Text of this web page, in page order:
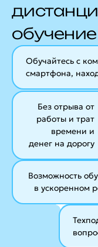
Обучайтесь с
смартфона,
Возможность
в ускоренном
Без отрыва от
работы и трат
времени и
денег на дорогу